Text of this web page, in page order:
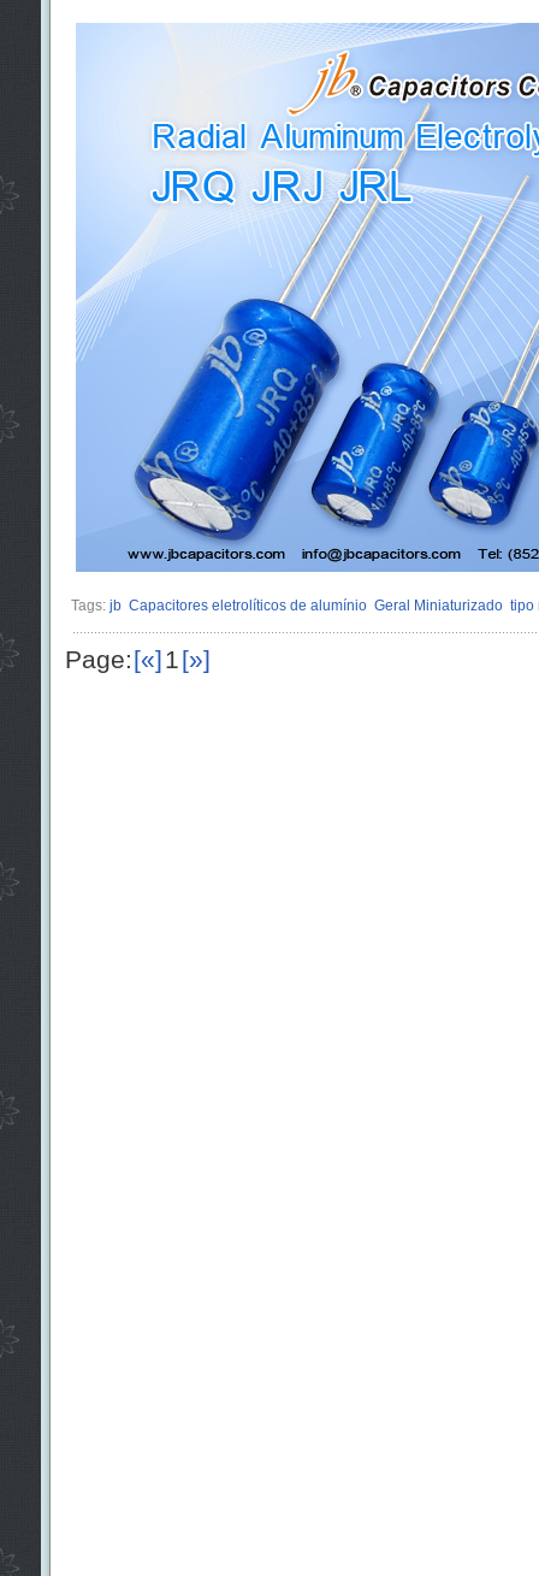
Tags: jb Capacitores eletrolíticos de alumínio Geral Miniaturizado tipo
Page:[«]1[»]